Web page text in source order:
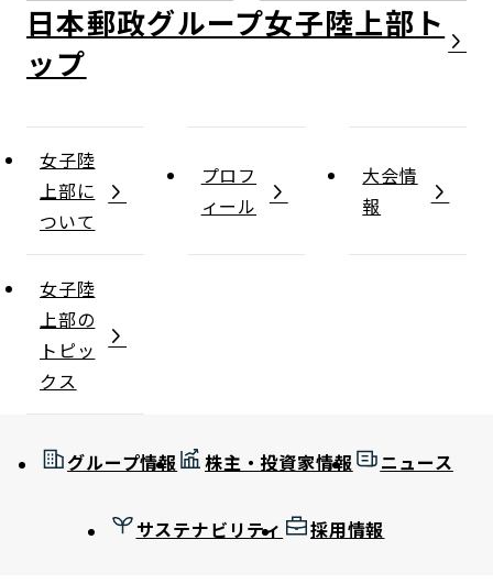
日本郵政グループ女子陸上部
女子陸
上部に
ついて
プロフ
ィール
大会情
報
女子陸
上部の
トピッ
クス
グループ情報 株主・投資家情報 ニュース
サステナビリティ 採用情報